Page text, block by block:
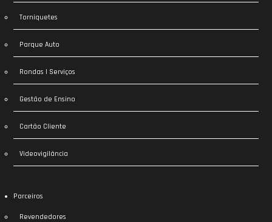
Torniquetes
Parque Auto
Rondas | Serviços
Gestão de Ensino
Cartão Cliente
Videovigilância
Parceiros
Revendedores